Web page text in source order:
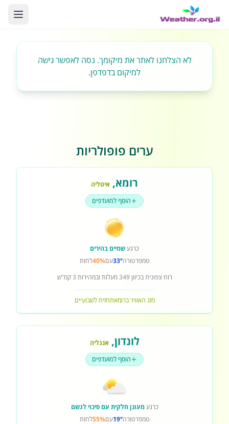
לא הצלחנו לאתר את מיקומך. נסה לאפשר גישה
למיקום בדפדפן.
ערים פופולריות
רומא, איטליה
הוסף למועדפים
כרגעשמיים בהירים
טמפרטורה33°עם40%לחות
רוחצפוניתבכיוון349מעלות ובמהירות 3קמ"ש
מזג האוויר ברומאתחזית לשבועיים
לונדון, אנגליה
הוסף למועדפים
כרגעמעונן חלקית עם סיכוי לגשם
טמפרטורה19°עם55%לחות